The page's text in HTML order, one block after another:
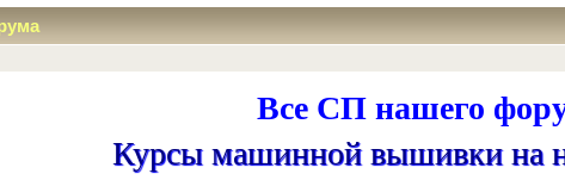
Все СП нашего
Курсы машинной вышивки на